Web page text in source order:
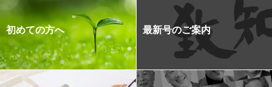
初めての方へ 最新号のご案内